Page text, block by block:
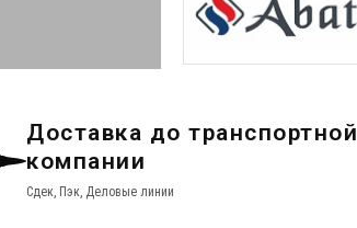
Доставка до транспортной
компании
Сдек, Пэк, Деловые линии